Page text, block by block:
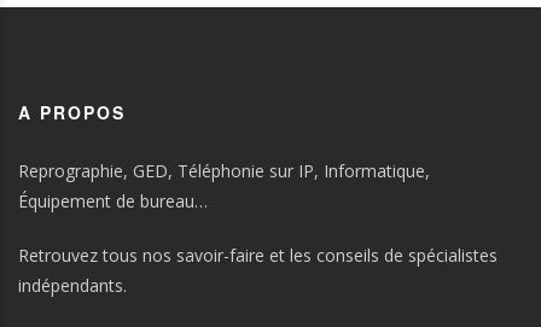
A PROPOS
Reprographie, GED, Téléphonie sur IP, Informatique,
Équipement de bureau…
Retrouvez tous nos savoir-faire et les conseils de spécialistes
indépendants.